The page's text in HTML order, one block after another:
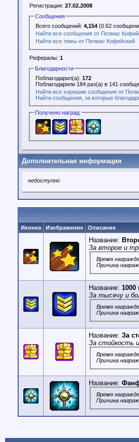
Регистрация: 27.02.2008
Сообщения
Всего сообщений:4,154 (0.62
Найти все сообщения от Пелиас
Найти все темы от Пелиас Кофийский
Рефералы: 1
Благодарности
Поблагодарил(а):172
Поблагодарили 184 раз(а) в 141
Найти все хорошие сообщения от
Найти сообщения, за которые
Получено наград:
Дополнительная информация
недоступно
Иконка Изображение Описание
Название:
За второе и
Время
Причина
Название: 1000
За тысячу и
Время
Причина
Название: За
За стойкость
Время
Причина
Название:
Время
Причина